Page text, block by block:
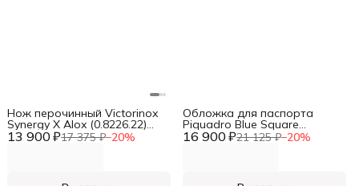
13 900 ₽17 375 ₽−20%
Нож перочинный Victorinox
Synergy X Alox (0.8226.22)
93мм 10функц. синий 16 900 ₽21 125 ₽−20%
Обложка для паспорта
Piquadro Blue Square
PP1660B2/MO коричневый